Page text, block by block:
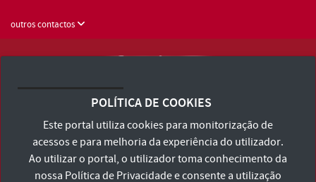
outros contactos
Consulte os Termos e Condições e Política de Privacidade
Declaração de Acessibilidade
POLÍTICA DE COOKIES
Este portal utiliza cookies para monitorização de
acessos e para melhoria da experiência do utilizador.
Ao utilizar o portal, o utilizador toma conhecimento da
nossa Política de Privacidadee consente a utilização